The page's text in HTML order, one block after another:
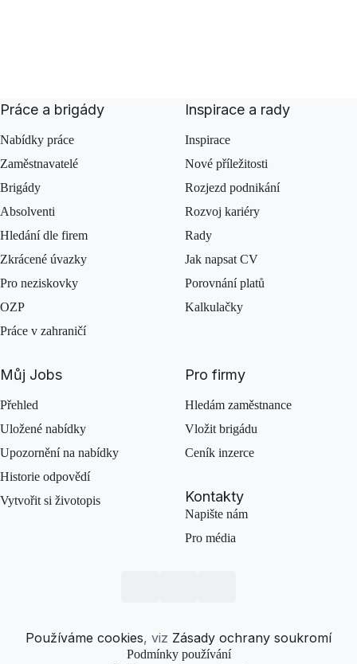
Práce a brigády
Nabídky práce
Zaměstnavatelé
Brigády
Absolventi
Hledání dle firem
Zkrácené úvazky
Pro neziskovky
OZP
Práce v zahraničí
Inspirace a rady
Inspirace
Nové příležitosti
Rozjezd podnikání
Rozvoj kariéry
Rady
Jak napsat CV
Porovnání platů
Kalkulačky
Můj Jobs
Přehled
Uložené nabídky
Upozornění na nabídky
Historie odpovědí
Vytvořit si životopis
Pro firmy
Hledám zaměstnance
Vložit brigádu
Ceník inzerce
Kontakty
Napište nám
Pro média
Používáme cookies, viz Zásady ochrany soukromí
Podmínky používání